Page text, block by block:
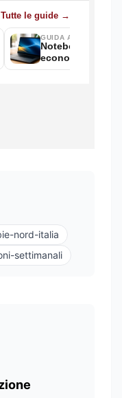
nord-italia
settimanali